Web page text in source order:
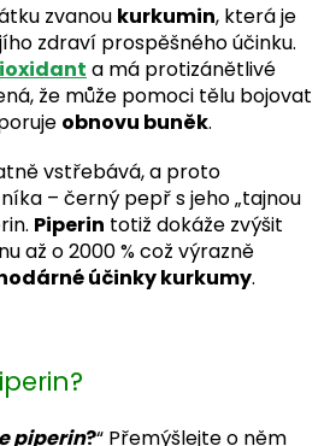
zvanou kurkumin, která je
zdraví prospěšného účinku.
a má protizánětlivé
že může pomoci tělu bojovat
obnovu buněk.
vstřebává, a proto
– černý pepř s jeho „tajnou
Piperin totiž dokáže zvýšit
až o 2000 % což výrazně
účinky kurkumy.
piperin?“ Přemýšlejte o něm